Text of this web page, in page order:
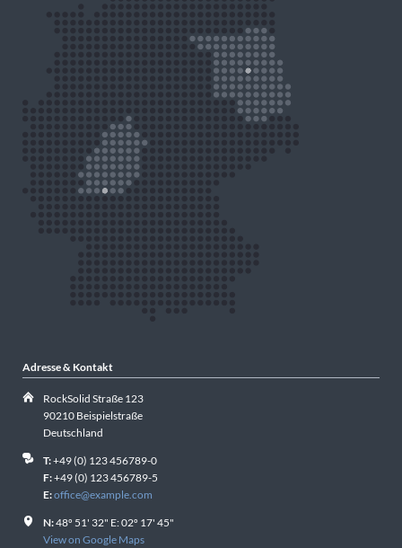
Adresse & Kontakt
RockSolid Straße 123
90210 Beispielstraße
Deutschland
T:+49 (0) 123 456789-0
F:+49 (0) 123 456789-5
E:office@example.com
N:48º 51' 32" E: 02º 17' 45"
View on Google Maps